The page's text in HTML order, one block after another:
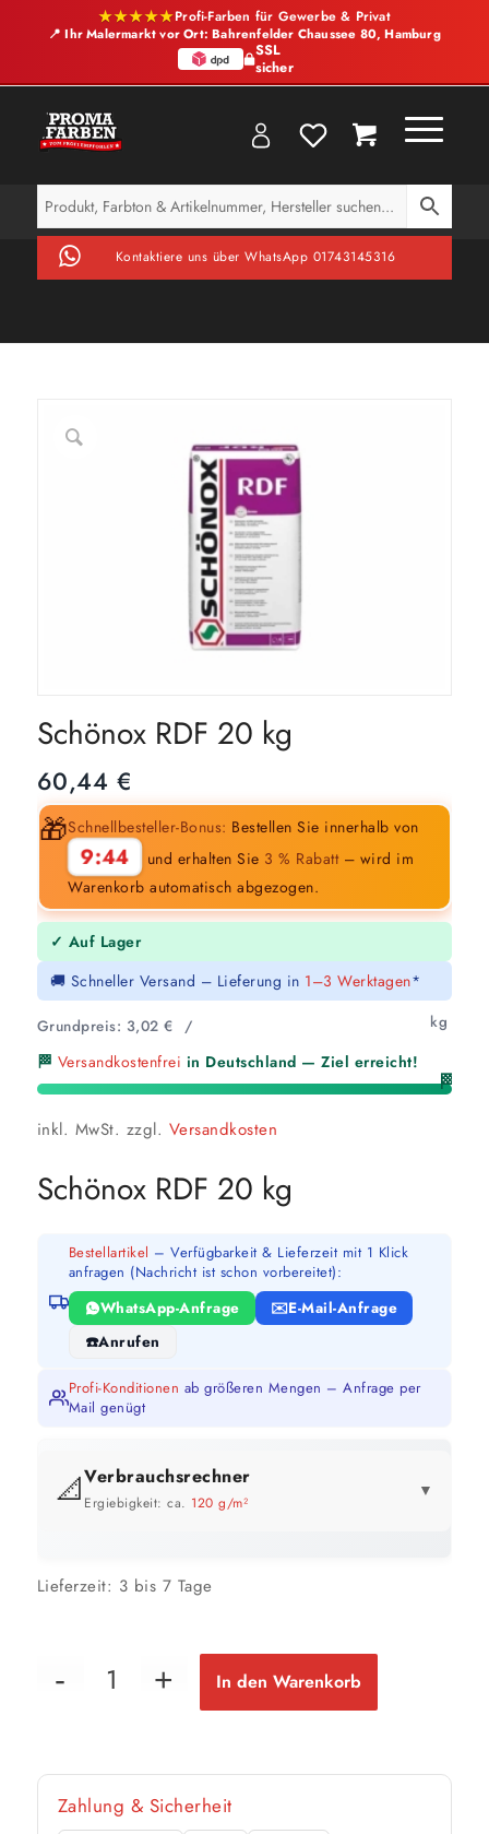
★★★★★Profi-Farben für Gewerbe & Privat
📍 Ihr Malermarkt vor Ort: Bahrenfelder Chaussee 80, Hamburg
SSL
sicher
Kontaktiere uns über WhatsApp 01743145316
Schönox RDF 20 kg
60,44 €
🎁Schnellbesteller-Bonus: Bestellen Sie innerhalb von
9:43 und erhalten Sie 3 % Rabatt– wird im
Warenkorb automatisch abgezogen.
✓ Auf Lager
🚚 Schneller Versand – Lieferung in 1–3 Werktagen*
Grundpreis: 3,02€ / kg
🏁 Versandkostenfrei in Deutschland — Ziel erreicht!
🏁
inkl. MwSt. zzgl. Versandkosten
Schönox RDF 20 kg
Bestellartikel – Verfügbarkeit & Lieferzeit mit 1 Klick
anfragen (Nachricht ist schon vorbereitet):
WhatsApp-Anfrage
E-Mail-Anfrage
Anrufen
Profi-Konditionen ab größeren Mengen – Anfrage per
Mail genügt
📐Verbrauchsrechner
Ergiebigkeit: ca. 120 g/m²
▼
1 Anstrich
bis ca.83 m²
2 Anstriche
Lieferzeit: 3 bis 7 Tage
In den Warenkorb
Zahlung & Sicherheit